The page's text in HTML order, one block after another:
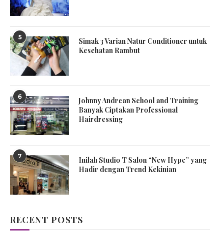
5
Simak 3 Varian Natur Conditioner untuk
Kesehatan Rambut
6
Johnny Andrean School and Training
Banyak Ciptakan Professional
Hairdressing
7
Inilah Studio T Salon “New Hype” yang
Hadir dengan Trend Kekinian
RECENT POSTS